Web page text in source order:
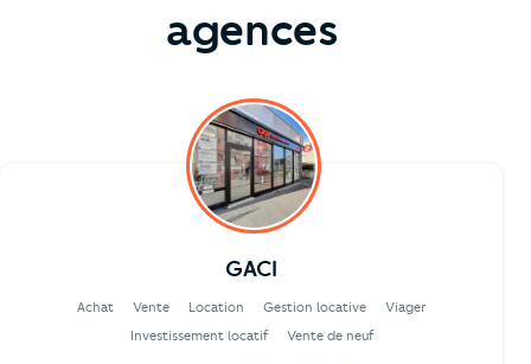
agences
GACI
Achat Vente Location Gestion locative
Viager
Investissement locatif
Vente de neuf